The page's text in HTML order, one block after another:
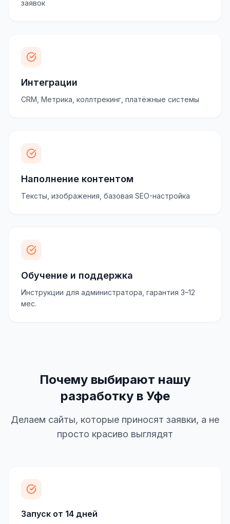
заявок
Интеграции
CRM, Метрика, коллтрекинг, платёжные системы
Наполнение контентом
Тексты, изображения, базовая SEO-настройка
Обучение и поддержка
Инструкции для администратора, гарантия 3–12
мес.
Почему выбирают нашу
разработку в Уфе
Делаем сайты, которые приносят заявки, а не
просто красиво выглядят
Запуск от 14 дней